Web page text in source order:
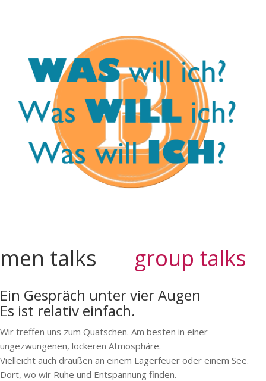
men talks group talks
Ein Gespräch unter vier Augen
Es ist relativ einfach.
Wir treffen uns zum Quatschen. Am besten in einer
ungezwungenen, lockeren Atmosphäre.
Vielleicht auch draußen an einem Lagerfeuer oder einem See.
Dort, wo wir Ruhe und Entspannung finden.